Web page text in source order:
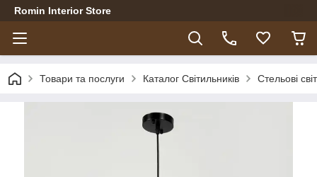
Romin Interior Store
Товари та послуги Каталог Світильників Стельові